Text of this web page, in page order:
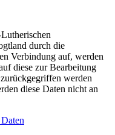
durch die
Verbindung auf, werden
diese zur Bearbeitung
werden
diese Daten nicht an